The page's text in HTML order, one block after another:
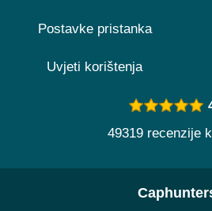
Postavke pristanka
Uvjeti korištenja
49319 recenzije